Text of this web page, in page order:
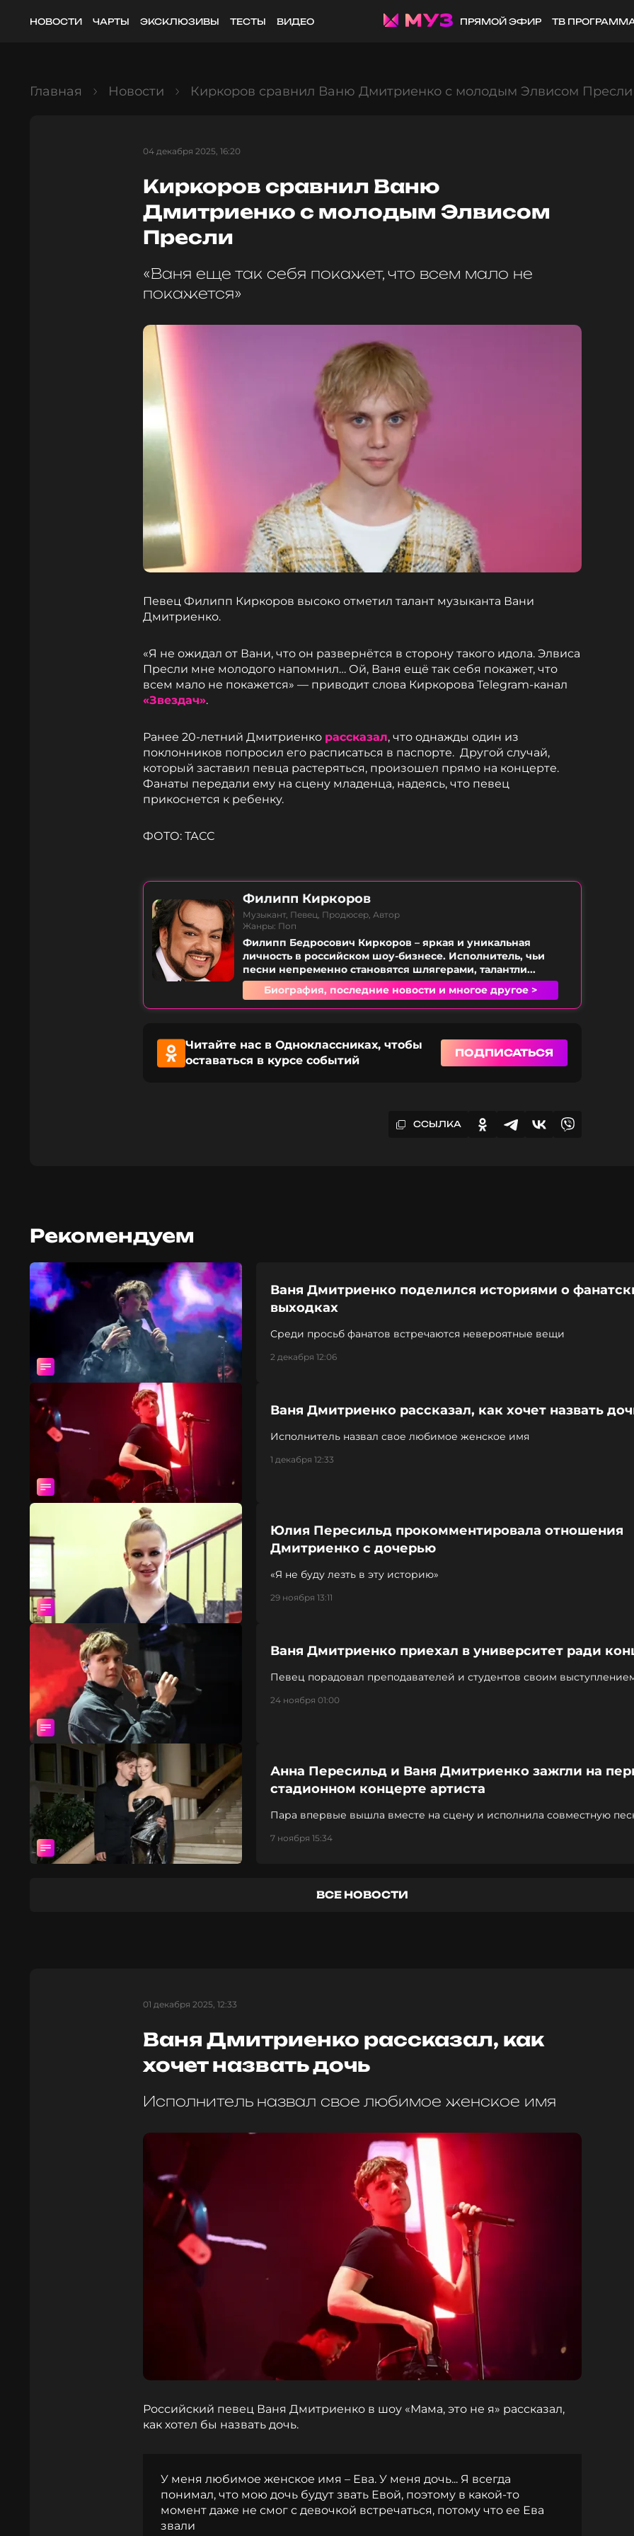
НОВОСТИ ЧАРТЫ ЭКСКЛЮЗИВЫ ТЕСТЫ ВИДЕО ПРЯМОЙ ЭФИР ТВ
Главная Новости Киркоров сравнил Ваню Дмитриенко с молодым Элвисом Пресли
04 декабря 2025, 16:20
Киркоров сравнил Ваню
Дмитриенко с молодым Элвисом
Пресли
«Ваня еще так себя покажет, что всем мало не
покажется»
Певец Филипп Киркоров высоко отметил талант музыканта Вани
Дмитриенко.
«Я не ожидал от Вани, что он развернётся в сторону такого идола. Элвиса
Пресли мне молодого напомнил… Ой, Ваня ещё так себя покажет, что
всем мало не покажется» — приводит слова Киркорова Telegram-канал
«Звездач».
Ранее 20-летний Дмитриенко рассказал, что однажды один из
поклонников попросил его расписаться в паспорте. Другой случай,
который заставил певца растеряться, произошел прямо на концерте.
Фанаты передали ему на сцену младенца, надеясь, что певец
прикоснется к ребенку.
ФОТО: ТАСС
Филипп Киркоров
Музыкант, Певец, Продюсер, Автор
Жанры: Поп
Филипп Бедросович Киркоров – яркая и уникальная
личность в российском шоу-бизнесе. Исполнитель, чьи
песни непременно становятся шлягерами, талантли...
Биография, последние новости и многое другое >
Читайте нас в Одноклассниках, чтобы
оставаться в курсе событий
ПОДПИСАТЬСЯ
ССЫЛКА
Рекомендуем
Ваня Дмитриенко поделился историями о
выходках
Среди просьб фанатов встречаются невероятные вещи
2 декабря 12:06
Ваня Дмитриенко рассказал, как хочет назвать
Исполнитель назвал свое любимое женское имя
1 декабря 12:33
Юлия Пересильд прокомментировала отношения
Дмитриенко с дочерью
«Я не буду лезть в эту историю»
29 ноября 13:11
Ваня Дмитриенко приехал в университет ради
Певец порадовал преподавателей и студентов своим
24 ноября 01:00
Анна Пересильд и Ваня Дмитриенко зажгли на
стадионном концерте артиста
Пара впервые вышла вместе на сцену и исполнила совместную
7 ноября 15:34
ВСЕ НОВОСТИ
01 декабря 2025, 12:33
Ваня Дмитриенко рассказал, как
хочет назвать дочь
Исполнитель назвал свое любимое женское имя
Российский певец Ваня Дмитриенко в шоу «Мама, это не я» рассказал,
как хотел бы назвать дочь.
У меня любимое женское имя – Ева. У меня дочь... Я всегда
понимал, что мою дочь будут звать Евой, поэтому в какой-то
момент даже не смог с девочкой встречаться, потому что ее Ева
звали